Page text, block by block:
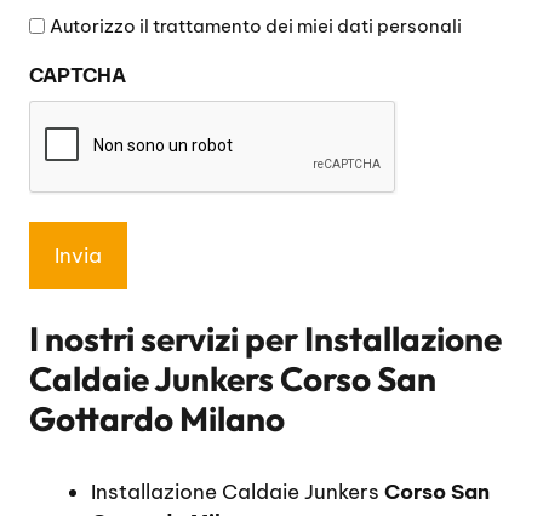
l'informativa
privacy
Autorizzo il trattamento dei miei dati personali
CAPTCHA
I nostri servizi perInstallazione
Caldaie Junkers Corso San
Gottardo Milano
Installazione Caldaie Junkers Corso San